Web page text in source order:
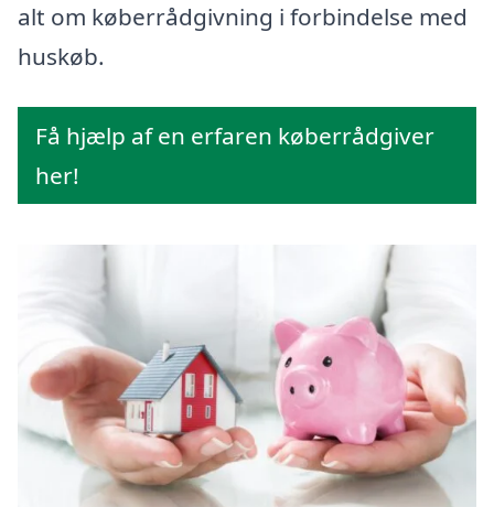
alt om køberrådgivning i forbindelse med
huskøb.
Få hjælp af en erfaren køberrådgiver
her!